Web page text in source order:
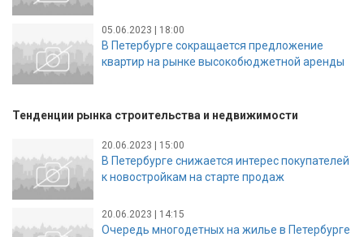
05.06.2023 | 18:00
В Петербурге сокращается предложение
квартир на рынке высокобюджетной аренды
Тенденции рынка строительства и недвижимости
20.06.2023 | 15:00
В Петербурге снижается интерес покупателей
к новостройкам на старте продаж
20.06.2023 | 14:15
Очередь многодетных на жилье в Петербурге